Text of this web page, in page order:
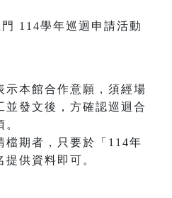
示本館合作意願，須經場
並發文後，方確認巡迴合
檔期者，只要於「114年
提供資料即可。